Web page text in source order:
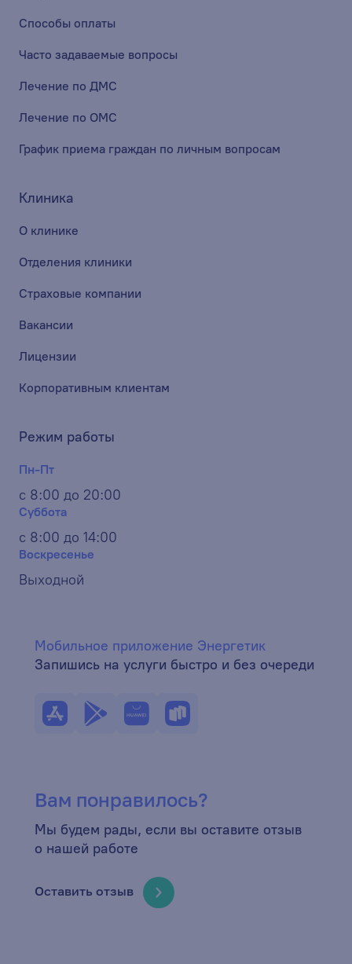
Способы оплаты
Часто задаваемые вопросы
Лечение по ДМС
Лечение по ОМС
График приема граждан по личным вопросам
Клиника
О клинике
Отделения клиники
Страховые компании
Вакансии
Лицензии
Корпоративным клиентам
Режим работы
Пн-Пт
с 8:00 до 20:00
Суббота
с 8:00 до 14:00
Воскресенье
Выходной
Мобильное приложение Энергетик
Запишись на услуги быстро и без очереди
Вам понравилось?
Мы будем рады, если вы оставите отзыв
о нашей работе
Оставить отзыв